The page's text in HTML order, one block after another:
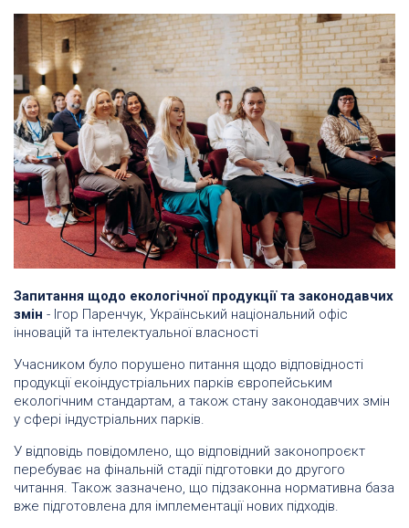
Запитання щодо екологічної продукції та законодавчих
змін - Ігор Паренчук, Український національний офіс
інновацій та інтелектуальної власності
Учасником було порушено питання щодо відповідності
продукції екоіндустріальних парків європейським
екологічним стандартам, а також стану законодавчих змін
у сфері індустріальних парків.
У відповідь повідомлено, що відповідний законопроєкт
перебуває на фінальній стадії підготовки до другого
читання. Також зазначено, що підзаконна нормативна база
вже підготовлена для імплементації нових підходів.